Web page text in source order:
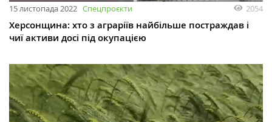
15 листопада 2022 Спецпроєкти 2054
Херсонщина: хто з аграріїв найбільше постраждав і
чиї активи досі під окупацією